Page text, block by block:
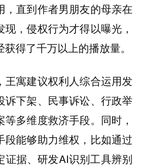
，直到作者男朋友的母亲在
，侵权行为才得以曝光，
得了千万以上的播放量。
王寓建议权利人综合运用发
诉下架、民事诉讼、行政举
多维度救济手段。同时，
段能够助力维权，比如通过
证据、研发AI识别工具辨别